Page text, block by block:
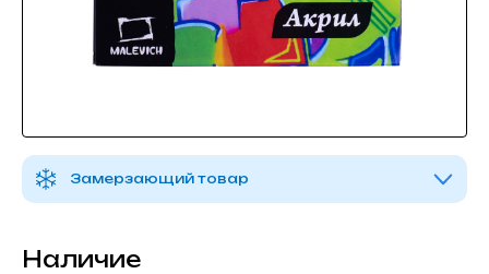
Замерзающий товар
Наличие